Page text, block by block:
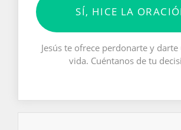
SÍ, HICE LA
Jesús te ofrece perdonarte y darte
vida. Cuéntanos de tu